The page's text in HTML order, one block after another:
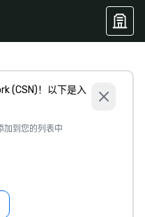
(CSN)！以下是入
加到您的列表中